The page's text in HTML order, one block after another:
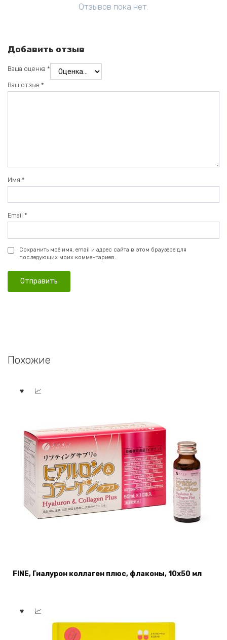
Отзывов пока нет.
Добавить отзыв
Ваша оценка *
Ваш отзыв *
Имя *
Email *
Сохранить моё имя, email и адрес сайта в этом браузере для
последующих моих комментариев.
Похожие
FINE, Гиалурон коллаген плюс, флаконы, 10х50 мл